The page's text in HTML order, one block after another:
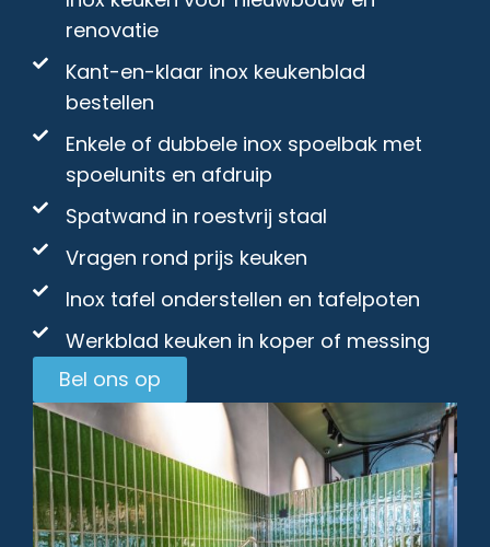
renovatie
Kant-en-klaar inox keukenblad
bestellen
Enkele of dubbele inox spoelbak met
spoelunits en afdruip
Spatwand in roestvrij staal
Vragen rond prijs keuken
Inox tafel onderstellen en tafelpoten
Werkblad keuken in koper of messing
Bel ons op